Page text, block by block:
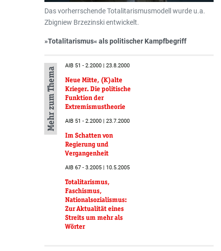
Das vorherrschende Totalitarismusmodell wurde u.a.
Zbigniew Brzezinski entwickelt.
»Totalitarismus« als politischer Kampfbegriff
Mehr zum Thema
AIB 51 - 2.2000 | 23.8.2000
Neue Mitte, (K)alte
Krieger. Die politische
Funktion der
Extremismustheorie
AIB 51 - 2.2000 | 23.7.2000
Im Schatten von
Regierung und
Vergangenheit
AIB 67 - 3.2005 | 10.5.2005
Totalitarismus,
Faschismus,
Nationalsozialismus:
Zur Aktualität eines
Streits um mehr als
Wörter